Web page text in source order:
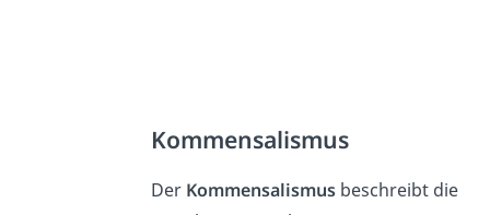
Kommensalismus
Der Kommensalismus beschreibt die